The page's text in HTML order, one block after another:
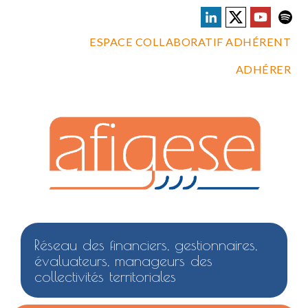
ESPACE COLLABORATIF ADHÉRENT
ADHÉRER
Réseau des financiers, gestionnaires,
évaluateurs, manageurs des
collectivités territoriales